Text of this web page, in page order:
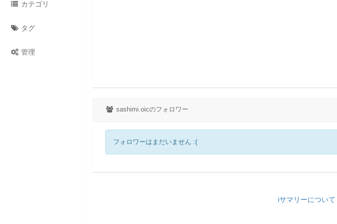
カテゴリ
タグ
管理
sashimi.oicのフォロワー
フォロワーはまだいません :(
iサマリーについて